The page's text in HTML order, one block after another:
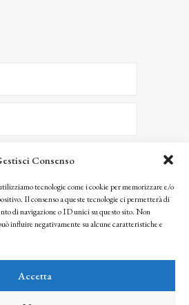
Consenso
tecnologie come i cookie per memorizzare e/o
Il consenso a queste tecnologie ci permetterà di
di navigazione o ID unici su questo sito. Non
influire negativamente su alcune caratteristiche e
Accetta
ISCRIVITI
che le tue informazioni saranno trattate
reserved
dei diritti e dell’Istituto Matteucci